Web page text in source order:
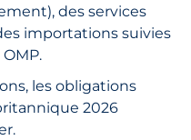
des services
importations suivies
les obligations
2026